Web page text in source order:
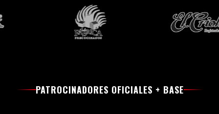
PATROCINADORES OFICIALES + BASE